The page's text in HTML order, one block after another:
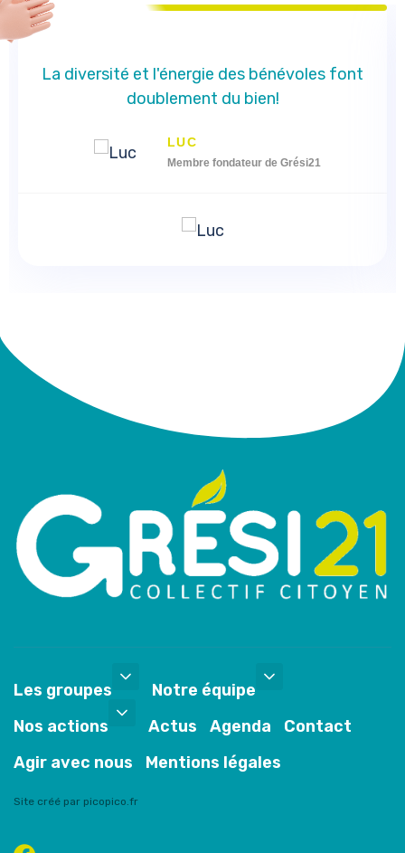
La diversité et l'énergie des bénévoles font
doublement du bien!
LUC
Membre fondateur de Grési21
Les groupes
Notre équipe
Nos actions
Actus Agenda
Contact
Agir avec nous
Mentions légales
Site créé par picopico.fr